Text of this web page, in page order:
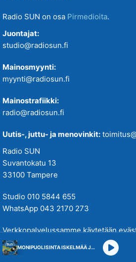
Radio SUN on osa Pirmedioita.
Juontajat:
studio@radiosun.fi
Mainosmyynti:
myynti@radiosun.fi
Mainostrafiikki:
radio@radiosun.fi
Uutis-, juttu- ja menovinkit:
Radio SUN
Suvantokatu 13
33100 Tampere
Studio 010 5844 655
WhatsApp 043 2170 273
Verkkopalvelussamme käytetään
parantamiseksi. Tutustu
MONIPUOLISINTA ISKELMÄÄ JA PARASTA POPPIA